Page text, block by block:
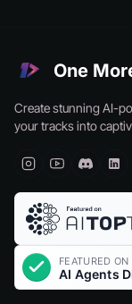
One
Create stunning AI-
your tracks into